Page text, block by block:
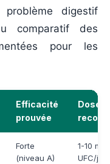
digestif
comparatif des
pour les
Efficacité
prouvée
Dose
Forte
(niveau A)
1-10
UFC/j